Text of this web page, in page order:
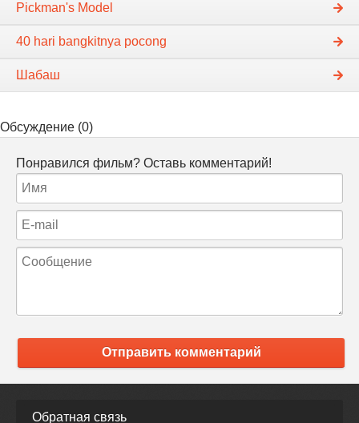
Pickman's Model
40 hari bangkitnya pocong
Шабаш
Обсуждение (0)
Понравился фильм? Оставь комментарий!
Отправить комментарий
Обратная связь